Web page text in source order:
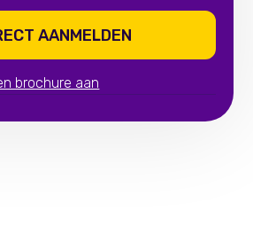
AANMELDEN
brochure aan